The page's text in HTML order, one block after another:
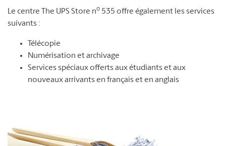
Le centre The UPS Store no 535 offre également les services
suivants :
Télécopie
Numérisation et archivage
Services spéciaux offerts aux étudiants et aux
nouveaux arrivants en français et en anglais